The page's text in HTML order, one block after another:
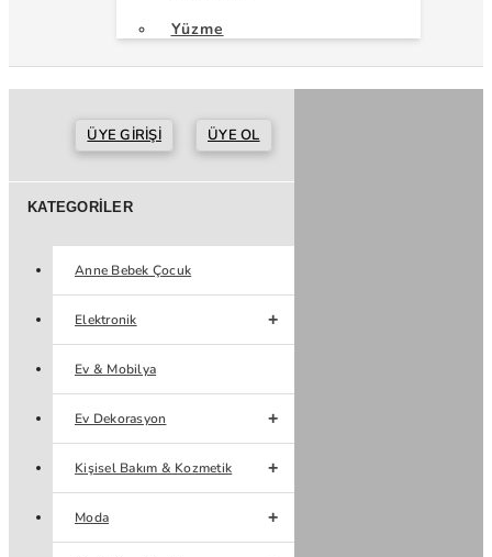
Yüzme
ÜYE GIRIŞI ÜYE OL
KATEGORILER
Anne Bebek Çocuk
Elektronik
Ev & Mobilya
Ev Dekorasyon
Kişisel Bakım & Kozmetik
Moda